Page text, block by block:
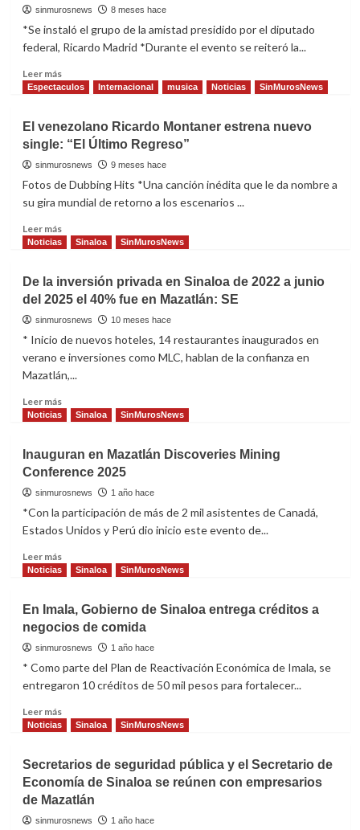
de
base
personal
en
sinmurosnews 8 meses hace
*Se instaló el grupo de la amistad presidido por el diputado
federal, Ricardo Madrid *Durante el evento se reiteró la...
Leer másRead
more
fortalece
vínculo
México-
Italia
agenda
y
Espectaculos Internacional musica Noticias SinMurosNews
El venezolano Ricardo Montaner estrena nuevo
single: “El Último Regreso”
sinmurosnews 9 meses hace
Fotos de Dubbing Hits *Una canción inédita que le da nombre a
su gira mundial de retorno a los escenarios ...
Leer másRead
more
venezolano
Ricardo
Montaner
estrena
single:
“El
Regreso”
Noticias Sinaloa SinMurosNews
De la inversión privada en Sinaloa de 2022 a junio
del 2025 el 40% fue en Mazatlán: SE
sinmurosnews 10 meses hace
* Inicio de nuevos hoteles, 14 restaurantes inaugurados en
verano e inversiones como MLC, hablan de la confianza en
Mazatlán,...
Leer másRead
more
la
inversión
privada
Sinaloa
de
a
2025
el
40%
en
Mazatlán:
Noticias Sinaloa SinMurosNews
Inauguran en Mazatlán Discoveries Mining
Conference 2025
sinmurosnews 1 año hace
*Con la participación de más de 2 mil asistentes de Canadá,
Estados Unidos y Perú dio inicio este evento de...
Leer másRead
more
en
Mazatlán
Discoveries
Conference
2025
Noticias Sinaloa SinMurosNews
En Imala, Gobierno de Sinaloa entrega créditos a
negocios de comida
sinmurosnews 1 año hace
* Como parte del Plan de Reactivación Económica de Imala, se
entregaron 10 créditos de 50 mil pesos para fortalecer...
Leer másRead
more
Imala,
Gobierno
de
Sinaloa
Noticias Sinaloa SinMurosNews
Secretarios de seguridad pública y el Secretario de
Economía de Sinaloa se reúnen con empresarios
de Mazatlán
sinmurosnews 1 año hace